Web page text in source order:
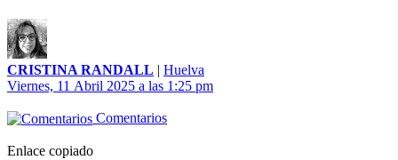
CRISTINA RANDALL | Huelva
Viernes, 11 Abril 2025 a las 1:25 pm
Comentarios
Enlace copiado